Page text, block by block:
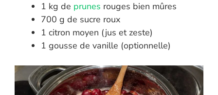
1 kg de prunes rouges bien mûres
700 g de sucre roux
1 citron moyen (jus et zeste)
1 gousse de vanille (optionnelle)